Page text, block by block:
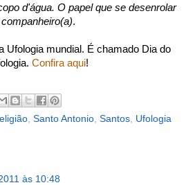
d'água. O papel que se desenrolar
.
Ufologia mundial. É chamado Dia do
Confira aqui!
Santo Antonio Santos Ufologia
às 10:48